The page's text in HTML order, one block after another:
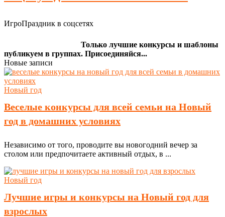
ИгроПраздник в соцсетях
Только лучшие конкурсы и шаблоны
публикуем в группах. Присоединяйся...
Новые записи
Новый год
Веселые конкурсы для всей семьи на Новый
год в домашних условиях
Независимо от того, проводите вы новогодний вечер за
столом или предпочитаете активный отдых, в ...
Новый год
Лучшие игры и конкурсы на Новый год для
взрослых